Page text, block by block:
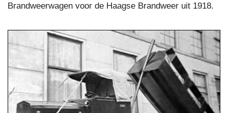
Brandweerwagen voor de Haagse Brandweer uit 1918.